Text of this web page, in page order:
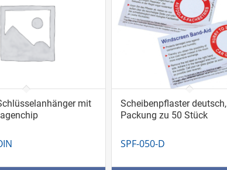
mit
Scheibenpflaster deutsch,
Packung zu 50 Stück
SPF-050-D